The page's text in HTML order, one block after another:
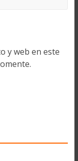
y web en este